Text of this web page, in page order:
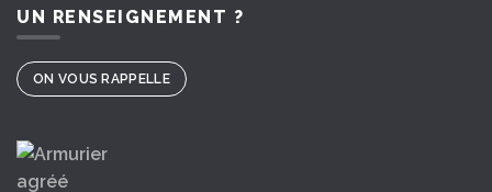
UN RENSEIGNEMENT ?
ON VOUS RAPPELLE